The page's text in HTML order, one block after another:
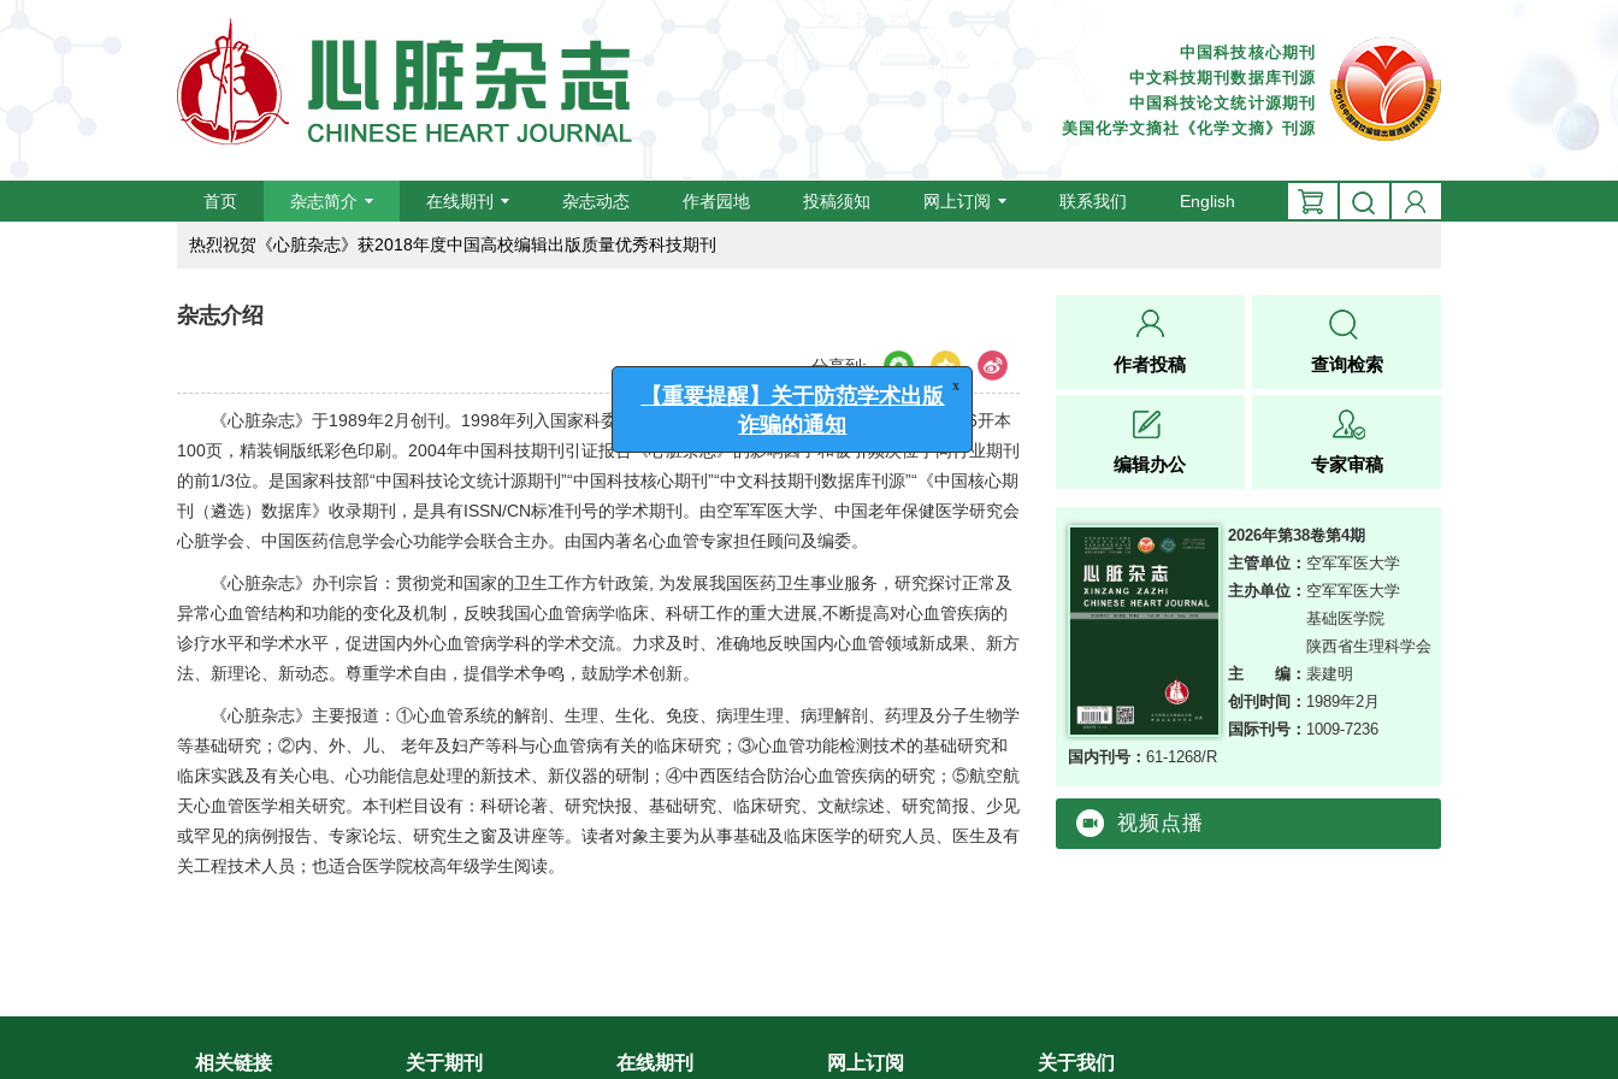
中国科技核心期刊
中文科技期刊数据库刊源
中国科技论文统计源期刊
美国化学文摘社《化学文摘》刊源
首页 杂志简介 在线期刊 杂志动态 作者园地 投稿须知 网上订阅 联系我们 English
为推动学术期刊科研诚信建设
【重要提醒】关于防范学术出版诈骗的通知
热烈祝贺《心脏杂志》入选：中国科技期刊卓越行动计划（二期）集群化项目编号：B-01）,成为中国高校医学集群系列期刊的成员刊。
热烈祝贺《心脏杂志》获2018年度中国高校编辑出版质量优秀科技期刊
【重要提醒】关于防范学术出版诈骗的通知
杂志介绍
分享到:
《心脏杂志》于1989年2月创刊。1998年列入国家科委中国科技论文统计源期刊。国际标准（A4）大16开本
100页，精装铜版纸彩色印刷。2004年中国科技期刊引证报告《心脏杂志》的影响因子和被引频次位于同行业期刊
的前1/3位。是国家科技部“中国科技论文统计源期刊”“中国科技核心期刊”“中文科技期刊数据库刊源”“《中国核心期
刊（遴选）数据库》收录期刊，是具有ISSN/CN标准刊号的学术期刊。由空军军医大学、中国老年保健医学研究会
心脏学会、中国医药信息学会心功能学会联合主办。由国内著名心血管专家担任顾问及编委。
《心脏杂志》办刊宗旨：贯彻党和国家的卫生工作方针政策, 为发展我国医药卫生事业服务，研究探讨正常及
异常心血管结构和功能的变化及机制，反映我国心血管病学临床、科研工作的重大进展,不断提高对心血管疾病的
诊疗水平和学术水平，促进国内外心血管病学科的学术交流。力求及时、准确地反映国内心血管领域新成果、新方
法、新理论、新动态。尊重学术自由，提倡学术争鸣，鼓励学术创新。
《心脏杂志》主要报道：①心血管系统的解剖、生理、生化、免疫、病理生理、病理解剖、药理及分子生物学
等基础研究；②内、外、儿、 老年及妇产等科与心血管病有关的临床研究；③心血管功能检测技术的基础研究和
临床实践及有关心电、心功能信息处理的新技术、新仪器的研制；④中西医结合防治心血管疾病的研究；⑤航空航
天心血管医学相关研究。本刊栏目设有：科研论著、研究快报、基础研究、临床研究、文献综述、研究简报、少见
或罕见的病例报告、专家论坛、研究生之窗及讲座等。读者对象主要为从事基础及临床医学的研究人员、医生及有
关工程技术人员；也适合医学院校高年级学生阅读。
作者投稿 查询检索
编辑办公 专家审稿
2026年第38卷第4期
主管单位： 空军军医大学
主办单位： 空军军医大学
基础医学院
陕西省生理科学会
主编： 裴建明
创刊时间： 1989年2月
国际刊号： 1009-7236
国内刊号： 61-1268/R
视频点播
相关链接 关于期刊 在线期刊 网上订阅 关于我们
x
【重要提醒】关于防范学术出版
诈骗的通知